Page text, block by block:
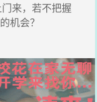
来，若不把握
机会？